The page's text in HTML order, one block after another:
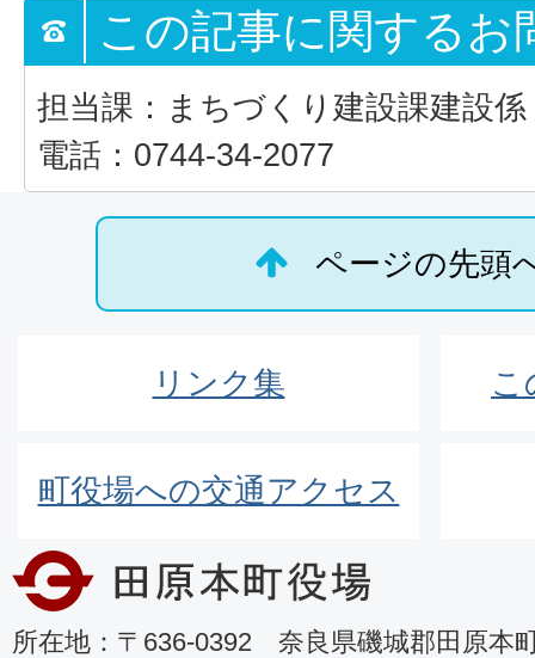
この記事に関するお
担当課：まちづくり建設課建設係
電話：0744-34-2077
ページの先頭
リンク集 こ
町役場への交通アクセス
所在地：〒636-0392 奈良県磯城郡田原本